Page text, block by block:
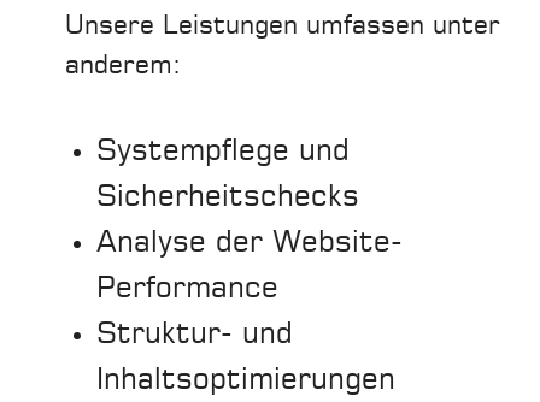
Unsere Leistungen umfassen unter
anderem:
Systempflege und
Sicherheitschecks
Analyse der Website-
Performance
Struktur- und
Inhaltsoptimierungen